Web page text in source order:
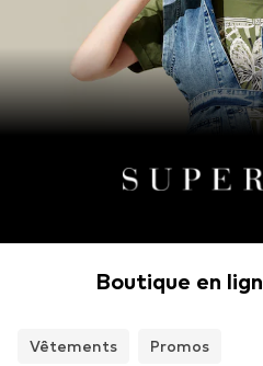
Boutique en
Vêtements Promos